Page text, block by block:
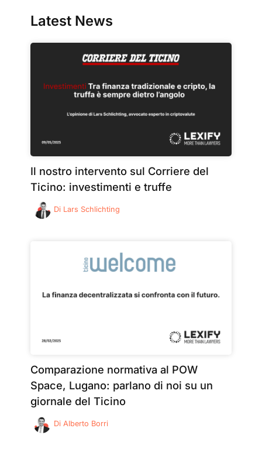
Latest News
Il nostro intervento sul Corriere del
Ticino: investimenti e truffe
Di Lars Schlichting
Comparazione normativa al POW
Space, Lugano: parlano di noi su un
giornale del Ticino
Di Alberto Borri